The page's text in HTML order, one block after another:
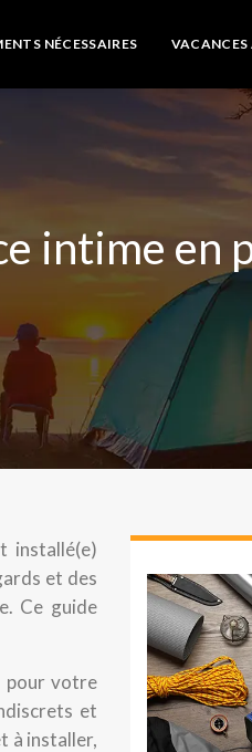
NÉCESSAIRES VACANCES
intime en
installé(e)
et des
Ce guide
pour votre
et
à installer,